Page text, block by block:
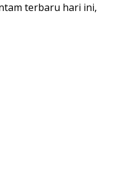
terbaru hari ini,